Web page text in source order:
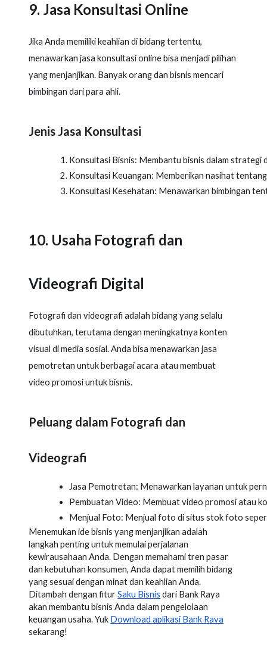
9. Jasa Konsultasi Online
Jika Anda memiliki keahlian di bidang tertentu,
menawarkan jasa konsultasi online bisa menjadi pilihan
yang menjanjikan. Banyak orang dan bisnis mencari
bimbingan dari para ahli.
Jenis Jasa Konsultasi
Konsultasi Bisnis: Membantu bisnis dalam strategi
Konsultasi Keuangan: Memberikan nasihat
Konsultasi Kesehatan: Menawarkan bimbingan
10. Usaha Fotografi dan
Videografi Digital
Fotografi dan videografi adalah bidang yang selalu
dibutuhkan, terutama dengan meningkatnya konten
visual di media sosial. Anda bisa menawarkan jasa
pemotretan untuk berbagai acara atau membuat
video promosi untuk bisnis.
Peluang dalam Fotografi dan
Videografi
Jasa Pemotretan: Menawarkan layanan untuk
Pembuatan Video: Membuat video promosi atau
Menjual Foto: Menjual foto di situs stok foto
Menemukan ide bisnis yang menjanjikan adalah
langkah penting untuk memulai perjalanan
kewirausahaan Anda. Dengan memahami tren pasar
dan kebutuhan konsumen, Anda dapat memilih bidang
yang sesuai dengan minat dan keahlian Anda.
Ditambah dengan fiturSaku Bisnis dari Bank Raya
akan membantu bisnis Anda dalam pengelolaan
keuangan usaha. Yuk Download aplikasi Bank Raya
sekarang!